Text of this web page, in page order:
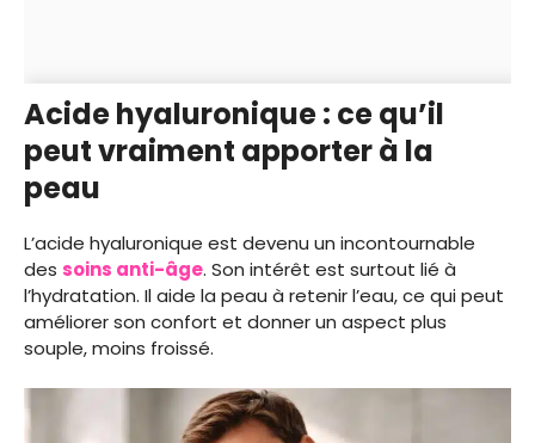
Acide hyaluronique : ce qu’il
peut vraiment apporter à la
peau
L’acide hyaluronique est devenu un incontournable
des soins anti-âge. Son intérêt est surtout lié à
l’hydratation. Il aide la peau à retenir l’eau, ce qui peut
améliorer son confort et donner un aspect plus
souple, moins froissé.